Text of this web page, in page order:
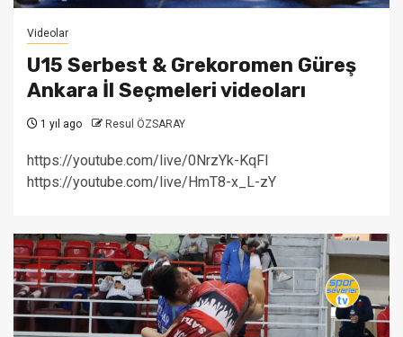
Videolar
U15 Serbest & Grekoromen Güreş
Ankara İl Seçmeleri videoları
1 yıl ago Resul ÖZSARAY
https://youtube.com/live/0NrzYk-KqFI
https://youtube.com/live/HmT8-x_L-zY